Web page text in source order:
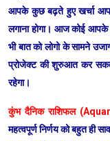
आपके कुछ बढ़ते हुए खर्चा
लगाना होगा। आज कोई
भी बात को लोगो के सामने
प्रोजेक्ट की शुरुआत कर
रहेगा।
कुंभ दैनिक राशिफल
महत्वपूर्ण निर्णय को बहुत ही